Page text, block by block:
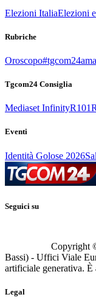
Elezioni ItaliaElezioni
Rubriche
Oroscopo
Tgcom24 Consiglia
Mediaset InfinityR101
Eventi
Identità Golose 2026
Seguici su
Copyright
Bassi) - Uffici Viale
artificiale generativa. È
Legal